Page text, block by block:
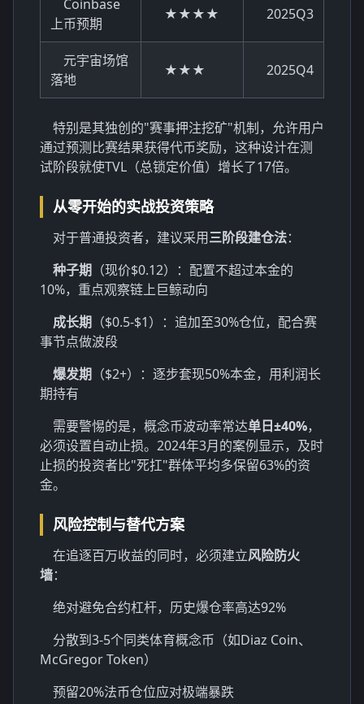
Coinbase
上币预期
★★★★ 2025Q3
元宇宙场馆
落地
★★★ 2025Q4
特别是其独创的"赛事押注挖矿"机制，允许用户
通过预测比赛结果获得代币奖励，这种设计在测
试阶段就使TVL（总锁定价值）增长了17倍。
从零开始的实战投资策略
对于普通投资者，建议采用三阶段建仓法：
种子期 （现价$0.12）：配置不超过本金的
10%，重点观察链上巨鲸动向
成长期 （$0.5-$1）：追加至30%仓位，配合赛
事节点做波段
爆发期 （$2+）：逐步套现50%本金，用利润长
期持有
需要警惕的是，概念币波动率常达单日±40%，
必须设置自动止损。2024年3月的案例显示，及时
止损的投资者比"死扛"群体平均多保留63%的资
金。
风险控制与替代方案
在追逐百万收益的同时，必须建立风险防火
墙：
绝对避免合约杠杆，历史爆仓率高达92%
分散到3-5个同类体育概念币（如Diaz Coin、
McGregor Token）
预留20%法币仓位应对极端暴跌